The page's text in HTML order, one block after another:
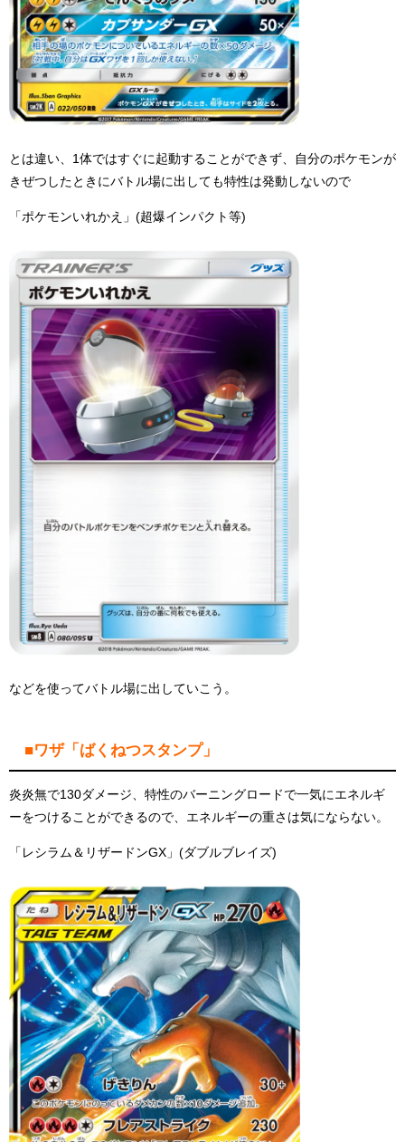
とは違い、1体ではすぐに起動することができず、自分のポケモンが
きぜつしたときにバトル場に出しても特性は発動しないので
「ポケモンいれかえ」(超爆インパクト等)
などを使ってバトル場に出していこう。
■ワザ「ばくねつスタンプ」
炎炎無で130ダメージ、特性のバーニングロードで一気にエネルギ
ーをつけることができるので、エネルギーの重さは気にならない。
「レシラム＆リザードンGX」(ダブルブレイズ)